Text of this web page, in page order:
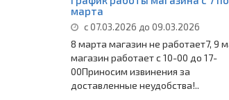
марта
с 07.03.2026 до 09.03.2026
8 марта магазин не работает7, 9
магазин работает с 10-00 до 17-
00Приносим извинения за
доставленные неудобства!..